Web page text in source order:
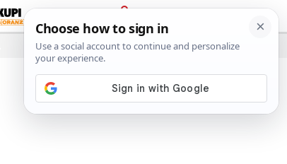
PRIJAVA